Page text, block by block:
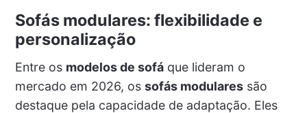
Sofás modulares: flexibilidade e
personalização
Entre os modelos de sofáque lideram o
mercado em 2026, os sofás modularessão
destaque pela capacidade de adaptação. Eles